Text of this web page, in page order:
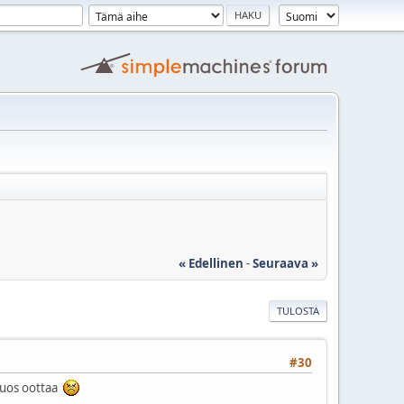
« Edellinen -Seuraava »
TULOSTA
#30
oottaa